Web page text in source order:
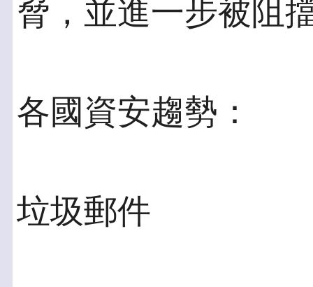
脅，並進一步被阻
各國資安趨勢：
垃圾郵件